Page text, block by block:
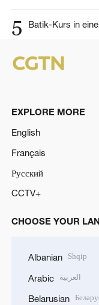
5 Batik-Kurs in
EXPLORE MORE
English
Français
Русский
CCTV+
CHOOSE YOUR
Albanian Shqip
Arabic العربية
Belarusian